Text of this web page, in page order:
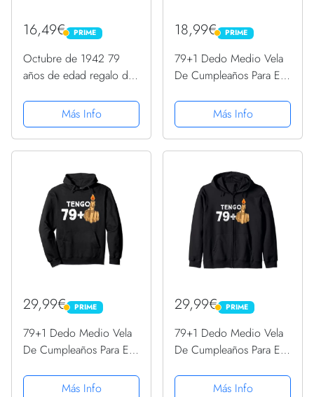
16,49€ PRIME
PRIME
Octubre de 1942 79
años de edad regalo de
vela Camiseta
Más Info
18,99€ PRIME
PRIME
79+1 Dedo Medio Vela
De Cumpleaños Para El
Larga
Más Info
29,99€ PRIME
PRIME
79+1 Dedo Medio Vela
De Cumpleaños Para El
Sudadera con Capucha
Más Info
29,99€ PRIME
PRIME
79+1 Dedo Medio Vela
De Cumpleaños Para El
Sudadera con Capucha
Más Info